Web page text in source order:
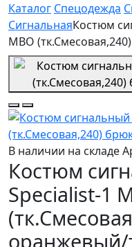
Каталог Спецодежда
СигнальнаяКостюм
МВО
В наличии на складе
Костюм
Specialist-1
оранжевый/